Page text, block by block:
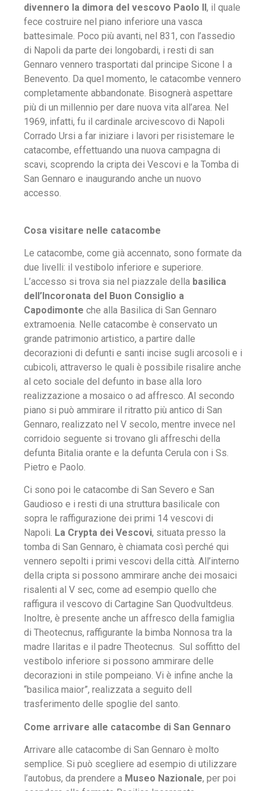
divennero la dimora del vescovo Paolo II , il quale
fece costruire nel piano inferiore una vasca
battesimale. Poco più avanti, nel 831, con l’assedio
di Napoli da parte dei longobardi, i resti di san
Gennaro vennero trasportati dal principe Sicone I a
Benevento. Da quel momento, le catacombe vennero
completamente abbandonate. Bisognerà aspettare
più di un millennio per dare nuova vita all’area. Nel
1969, infatti, fu il cardinale arcivescovo di Napoli
Corrado Ursi a far iniziare i lavori per risistemare le
catacombe, effettuando una nuova campagna di
scavi, scoprendo la cripta dei Vescovi e la Tomba di
San Gennaro e inaugurando anche un nuovo
accesso.
Cosa visitare nelle catacombe
Le catacombe, come già accennato, sono formate da
due livelli: il vestibolo inferiore e superiore.
L’accesso si trova sia nel piazzale della basilica
dell’Incoronata del Buon Consiglio a
Capodimonte che alla Basilica di San Gennaro
extramoenia. Nelle catacombe è conservato un
grande patrimonio artistico, a partire dalle
decorazioni di defunti e santi incise sugli arcosoli e i
cubicoli, attraverso le quali è possibile risalire anche
al ceto sociale del defunto in base alla loro
realizzazione a mosaico o ad affresco. Al secondo
piano si può ammirare il ritratto più antico di San
Gennaro, realizzato nel V secolo, mentre invece nel
corridoio seguente si trovano gli affreschi della
defunta Bitalia orante e la defunta Cerula con i Ss.
Pietro e Paolo.
Ci sono poi le catacombe di San Severo e San
Gaudioso e i resti di una struttura basilicale con
sopra le raffigurazione dei primi 14 vescovi di
Napoli. La Crypta dei Vescovi, situata presso la
tomba di San Gennaro, è chiamata così perché qui
vennero sepolti i primi vescovi della città. All’interno
della cripta si possono ammirare anche dei mosaici
risalenti al V sec, come ad esempio quello che
raffigura il vescovo di Cartagine San Quodvultdeus.
Inoltre, è presente anche un affresco della famiglia
di Theotecnus, raffigurante la bimba Nonnosa tra la
madre Ilaritas e il padre Theotecnus. Sul soffitto del
vestibolo inferiore si possono ammirare delle
decorazioni in stile pompeiano. Vi è infine anche la
“basilica maior”, realizzata a seguito dell
trasferimento delle spoglie del santo.
Come arrivare alle catacombe di San Gennaro
Arrivare alle catacombe di San Gennaro è molto
semplice. Si può scegliere ad esempio di utilizzare
l’autobus, da prendere a Museo Nazionale, per poi